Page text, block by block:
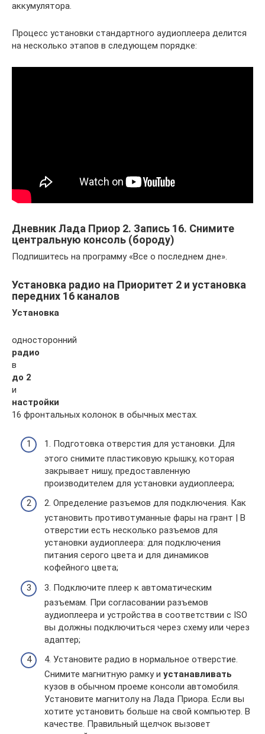
аккумулятора.
Процесс установки стандартного аудиоплеера делится
на несколько этапов в следующем порядке:
Дневник Лада Приор 2. Запись 16. Снимите
центральную консоль (бороду)
Подпишитесь на программу «Все о последнем дне».
Установка радио на Приоритет 2 и установка
передних 16 каналов
Установка
односторонний
радио
в
до 2
и
настройки
16 фронтальных колонок в обычных местах.
1. Подготовка отверстия для установки. Для
этого снимите пластиковую крышку, которая
закрывает нишу, предоставленную
производителем для установки аудиоплеера;
2. Определение разъемов для подключения. Как
установить противотуманные фары на грант | В
отверстии есть несколько разъемов для
установки аудиоплеера: для подключения
питания серого цвета и для динамиков
кофейного цвета;
3. Подключите плеер к автоматическим
разъемам. При согласовании разъемов
аудиоплеера и устройства в соответствии с ISO
вы должны подключиться через схему или через
адаптер;
4. Установите радио в нормальное отверстие.
Снимите магнитную рамку и устанавливать
кузов в обычном проеме консоли автомобиля.
Установите магнитолу на Лада Приора. Если вы
хотите установить больше на свой компьютер. В
качестве. Правильный щелчок вызовет